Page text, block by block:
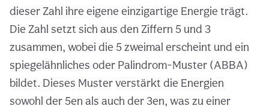
dieser Zahl ihre eigene einzigartige Energie trägt.
Die Zahl setzt sich aus den Ziffern 5 und 3
zusammen, wobei die 5 zweimal erscheint und ein
spiegelähnliches oder Palindrom-Muster (ABBA)
bildet. Dieses Muster verstärkt die Energien
sowohl der 5en als auch der 3en, was zu einer